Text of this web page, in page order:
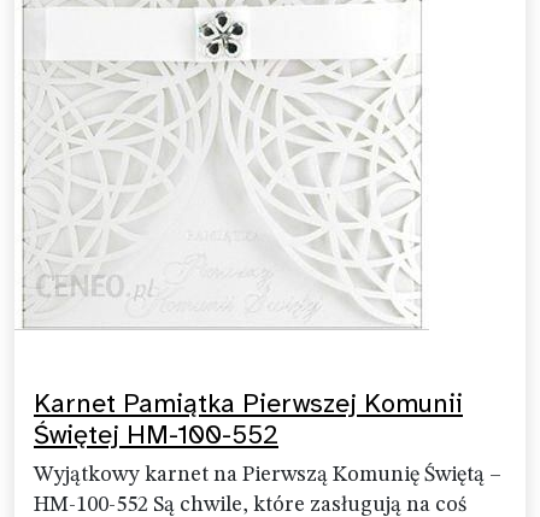
Karnet Pamiątka Pierwszej Komunii
Świętej HM-100-552
Wyjątkowy karnet na Pierwszą Komunię Świętą –
HM-100-552 Są chwile, które zasługują na coś